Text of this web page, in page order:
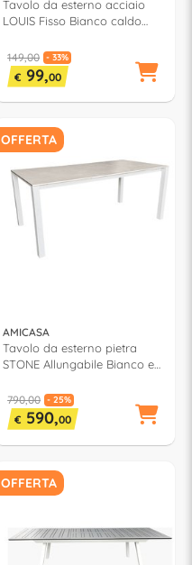
Tavolo da esterno acciaio
LOUIS Fisso Bianco caldo
149,00 - 33%
€ 99,00
OFFERTA
AMICASA
Tavolo da esterno pietra
STONE Allungabile Bianco e
AT 154
790,00 - 25%
€ 590,00
OFFERTA